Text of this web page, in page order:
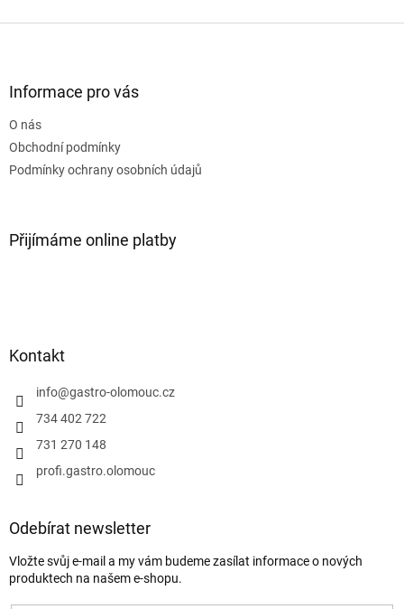
Informace pro vás
O nás
Obchodní podmínky
Podmínky ochrany osobních údajů
Přijímáme online platby
Kontakt
info@gastro-olomouc.cz
734 402 722
731 270 148
profi.gastro.olomouc
Odebírat newsletter
Vložte svůj e-mail a my vám budeme zasílat informace o nových
produktech na našem e-shopu.